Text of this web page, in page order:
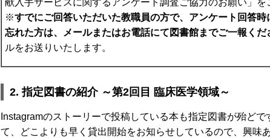
献入手サービスに関するアンケート調査ご協力のお願い」を
※すでにご回答いただいた教職員の方で、アンケート回答
忘れた方は、メールまたはお電話にて図書館までご一報くだ
ルをお送りいたします。
2.指定図書の紹介 ～第2回目 臨床医学領域～
Instagramのストーリーで投稿している本も指定図書が殆ど
て、どこよりも早く貸出開始をお知らせしているので、興味